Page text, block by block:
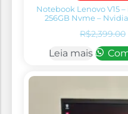
Notebook Lenovo V15 –
256GB Nvme –
R$2,399.00
Leia mais